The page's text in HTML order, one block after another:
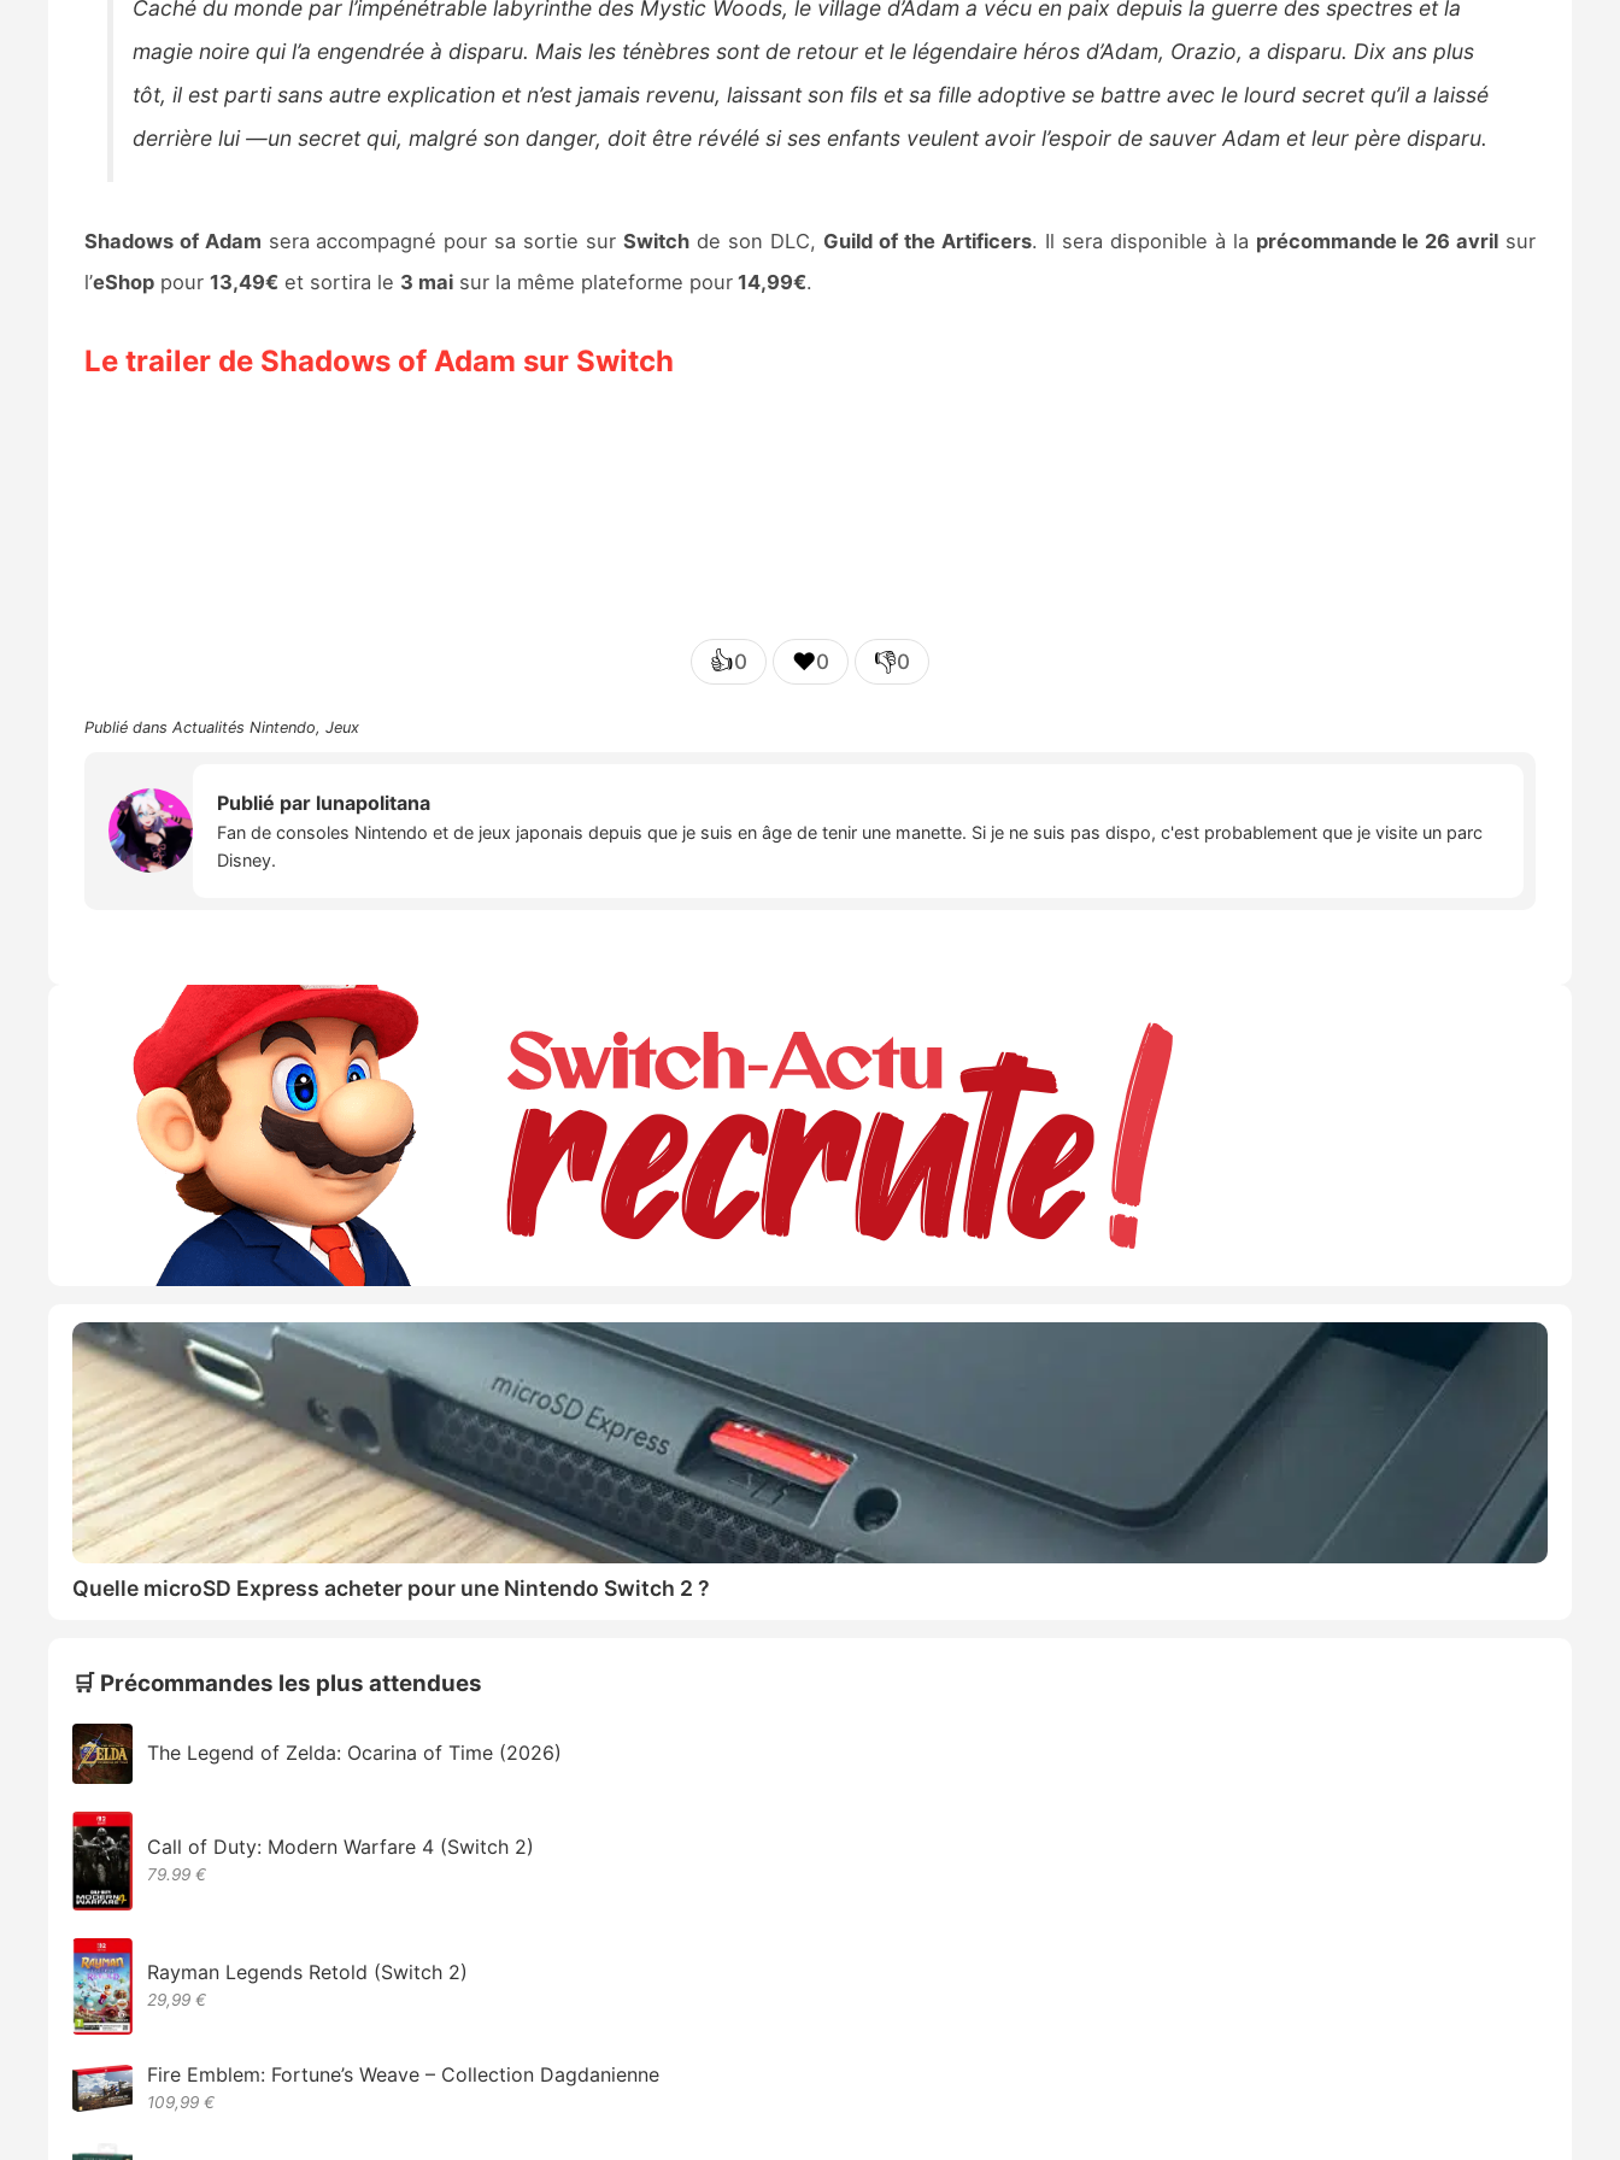
Caché du monde par l’impénétrable labyrinthe des Mystic Woods, le village d’Adam a vécu en paix depuis la guerre des spectres et la
magie noire qui l’a engendrée à disparu. Mais les ténèbres sont de retour et le légendaire héros d’Adam, Orazio, a disparu. Dix ans plus
tôt, il est parti sans autre explication et n’est jamais revenu, laissant son fils et sa fille adoptive se battre avec le lourd secret qu’il a laissé
derrière lui —un secret qui, malgré son danger, doit être révélé si ses enfants veulent avoir l’espoir de sauver Adam et leur père disparu.
Shadows of Adam sera accompagné pour sa sortie surSwitch de son DLC, Guild of the Artificers. Il sera disponible à la précommande le 26 avril sur
l’eShoppour 13,49€et sortira le 3 maisur la même plateforme pour14,99€.
Le trailer de Shadows of Adam sur Switch
👍0 ❤️0 👎0
Publié dans Actualités Nintendo, Jeux
Publié par lunapolitana
Fan de consoles Nintendo et de jeux japonais depuis que je suis en âge de tenir une manette. Si je ne suis pas dispo, c'est probablement que je visite un parc
Disney.
Quelle microSD Express acheter pour une Nintendo Switch 2 ?
🛒 Précommandes les plus attendues
The Legend of Zelda: Ocarina of Time (2026)
Call of Duty: Modern Warfare 4 (Switch 2)
79.99 €
Rayman Legends Retold (Switch 2)
29,99 €
Fire Emblem: Fortune’s Weave – Collection Dagdanienne
109,99 €